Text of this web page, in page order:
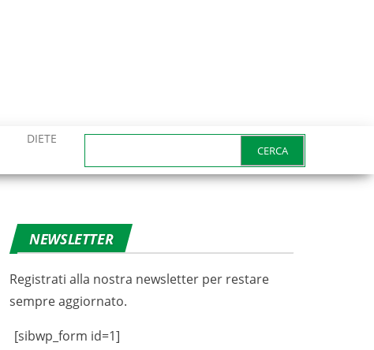
DIETE
per:
NEWSLETTER
Registrati alla nostra newsletter per restare
sempre aggiornato.
[sibwp_form id=1]